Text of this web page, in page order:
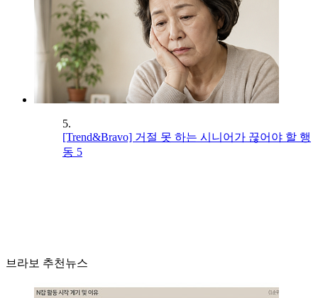
5.
[Trend&Bravo] 거절 못 하는 시니어가 끊어야 할 행
동 5
브라보 추천뉴스